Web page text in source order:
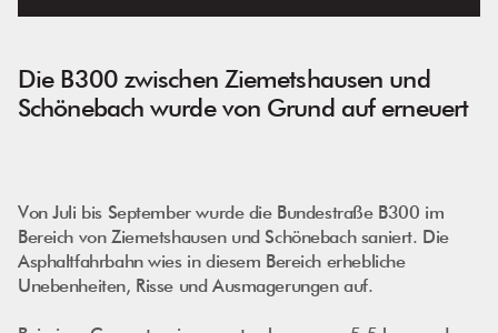
Die B300 zwischen Ziemetshausen und
Schönebach wurde von Grund auf erneuert
Von Juli bis September wurde die Bundestraße B300 im
Bereich von Ziemetshausen und Schönebach saniert. Die
Asphaltfahrbahn wies in diesem Bereich erhebliche
Unebenheiten, Risse und Ausmagerungen auf.